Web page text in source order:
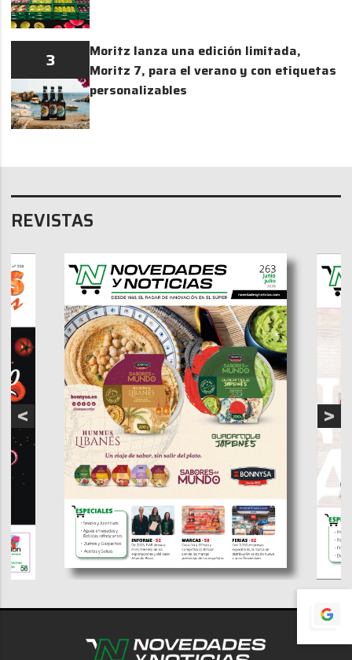
3
Moritz lanza una edición limitada,
Moritz 7, para el verano y con etiquetas
personalizables
REVISTAS